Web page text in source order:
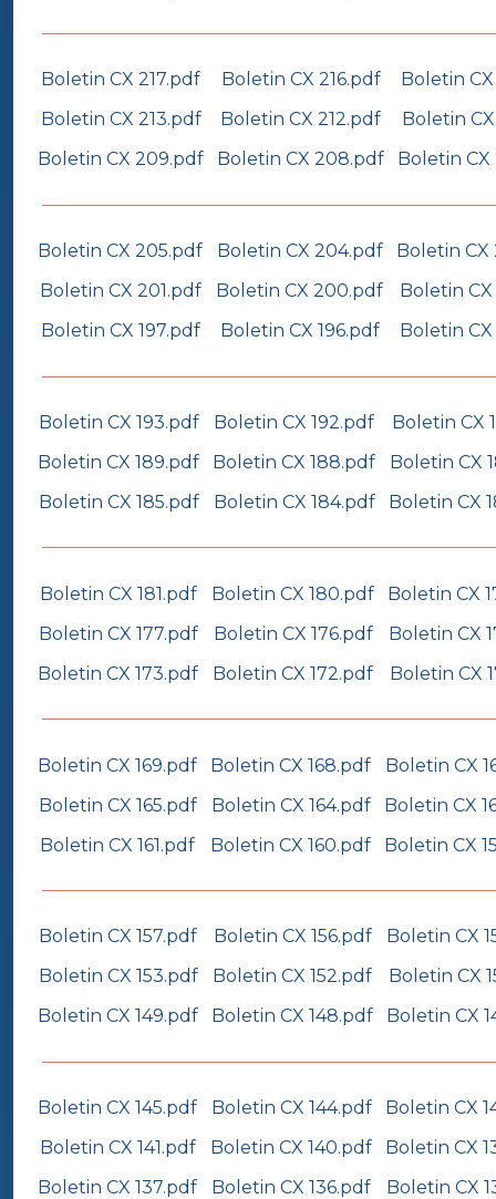
Boletin CX 217.pdf Boletin CX 216.pdf
Boletin
Boletin CX 213.pdf
Boletin CX 212.pdf
Boletin
Boletin CX 209.pdf
Boletin CX 208.pdf Boletin
Boletin CX 205.pdf Boletin CX 204.pdf
Boletin
Boletin CX 201.pdf
Boletin CX 200.pdf
Boletin
Boletin CX 197.pdf
Boletin CX 196.pdf Boletin
Boletin CX 193.pdf Boletin CX 192.pdf
Boletin CX
Boletin CX 189.pdf
Boletin CX 188.pdf
Boletin CX
Boletin CX 185.pdf
Boletin CX 184.pdf Boletin CX
Boletin CX 181.pdf Boletin CX 180.pdf
Boletin CX
Boletin CX 177.pdf
Boletin CX 176.pdf
Boletin CX
Boletin CX 173.pdf
Boletin CX 172.pdf Boletin CX
Boletin CX 169.pdf Boletin CX 168.pdf
Boletin CX
Boletin CX 165.pdf
Boletin CX 164.pdf
Boletin CX
Boletin CX 161.pdf
Boletin CX 160.pdf Boletin CX
Boletin CX 157.pdf Boletin CX 156.pdf
Boletin CX
Boletin CX 153.pdf
Boletin CX 152.pdf
Boletin CX
Boletin CX 149.pdf
Boletin CX 148.pdf Boletin CX
Boletin CX 145.pdf Boletin CX 144.pdf
Boletin CX
Boletin CX 141.pdf
Boletin CX 140.pdf
Boletin CX
Boletin CX 137.pdf
Boletin CX 136.pdf Boletin CX